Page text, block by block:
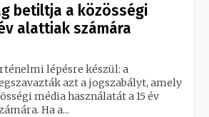
betiltja a közösségi
alattiak számára
lépésre készül: a
azt a jogszabályt, amely
média használatát a 15 év
Ha a...